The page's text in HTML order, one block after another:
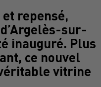
repensé,
sur-
inauguré. Plus
ce nouvel
vitrine